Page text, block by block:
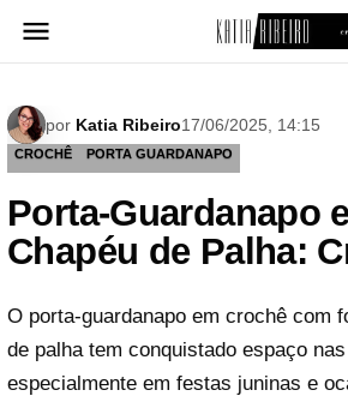
para
por Katia Ribeiro17/06/2025, 14:15
CROCHÊ PORTA GUARDANAPO
Porta-Guardanapo
Chapéu de Palha:
O porta-guardanapo em crochê com
de palha tem conquistado espaço
especialmente em festas juninas e